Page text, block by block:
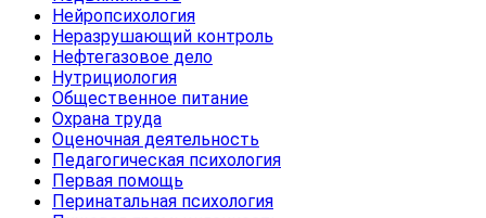
Нейропсихология
Неразрушающий контроль
Нефтегазовое дело
Нутрициология
Общественное питание
Охрана труда
Оценочная деятельность
Педагогическая психология
Первая помощь
Перинатальная психология